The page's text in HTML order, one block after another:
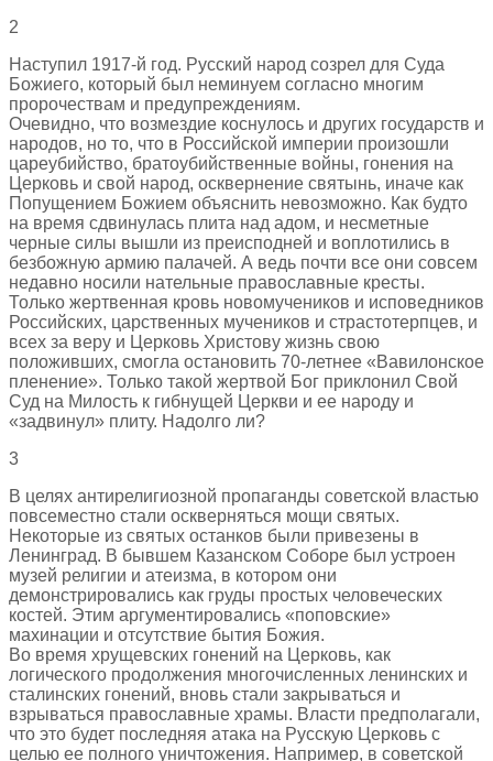
2
Наступил 1917-й год. Русский народ созрел для Суда
Божиего, который был неминуем согласно многим
пророчествам и предупреждениям.
Очевидно, что возмездие коснулось и других государств и
народов, но то, что в Российской империи произошли
цареубийство, братоубийственные войны, гонения на
Церковь и свой народ, осквернение святынь, иначе как
Попущением Божием объяснить невозможно. Как будто
на время сдвинулась плита над адом, и несметные
черные силы вышли из преисподней и воплотились в
безбожную армию палачей. А ведь почти все они совсем
недавно носили нательные православные кресты.
Только жертвенная кровь новомучеников и исповедников
Российских, царственных мучеников и страстотерпцев, и
всех за веру и Церковь Христову жизнь свою
положивших, смогла остановить 70-летнее «Вавилонское
пленение». Только такой жертвой Бог приклонил Свой
Суд на Милость к гибнущей Церкви и ее народу и
«задвинул» плиту. Надолго ли?
3
В целях антирелигиозной пропаганды советской властью
повсеместно стали оскверняться мощи святых.
Некоторые из святых останков были привезены в
Ленинград. В бывшем Казанском Соборе был устроен
музей религии и атеизма, в котором они
демонстрировались как груды простых человеческих
костей. Этим аргументировались «поповские»
махинации и отсутствие бытия Божия.
Во время хрущевских гонений на Церковь, как
логического продолжения многочисленных ленинских и
сталинских гонений, вновь стали закрываться и
взрываться православные храмы. Власти предполагали,
что это будет последняя атака на Русскую Церковь с
целью ее полного уничтожения. Например, в советской